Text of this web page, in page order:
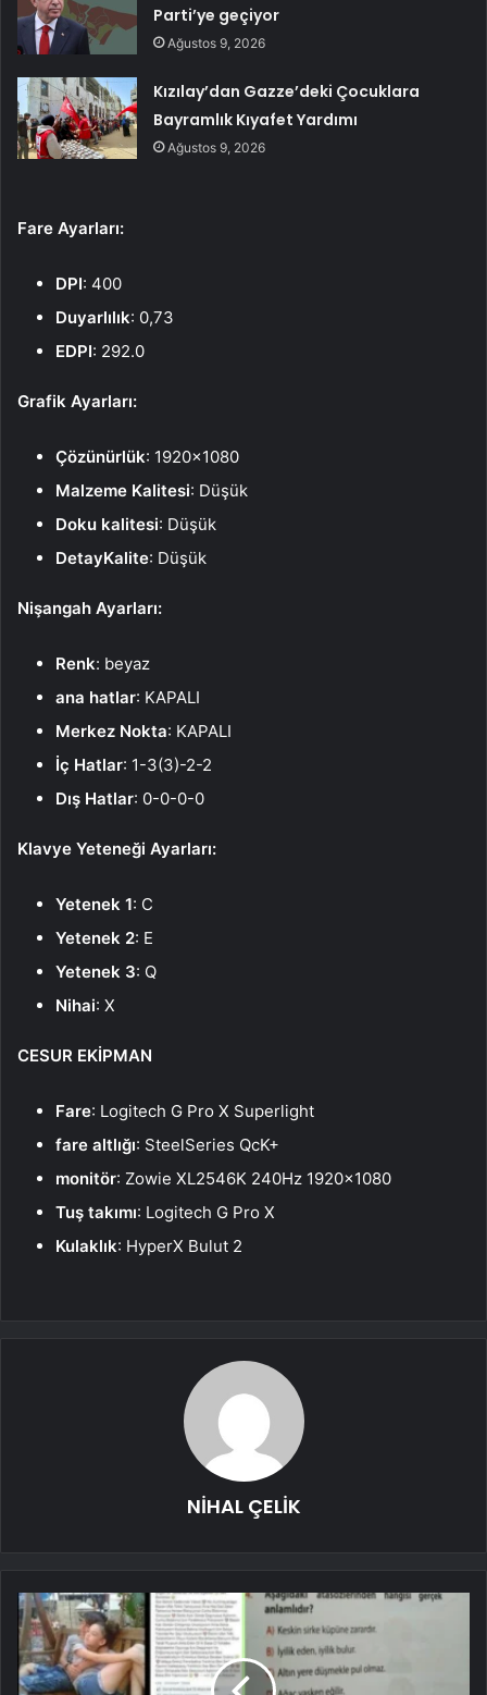
Parti’ye geçiyor
Ağustos 9, 2026
Kızılay’dan Gazze’deki Çocuklara
Bayramlık Kıyafet Yardımı
Ağustos 9, 2026
Fare Ayarları:
DPI: 400
Duyarlılık: 0,73
EDPI: 292.0
Grafik Ayarları:
Çözünürlük: 1920×1080
Malzeme Kalitesi: Düşük
Doku kalitesi: Düşük
DetayKalite: Düşük
Nişangah Ayarları:
Renk: beyaz
ana hatlar: KAPALI
Merkez Nokta: KAPALI
İç Hatlar: 1-3(3)-2-2
Dış Hatlar: 0-0-0-0
Klavye Yeteneği Ayarları:
Yetenek 1: C
Yetenek 2: E
Yetenek 3: Q
Nihai: X
CESUR EKİPMAN
Fare: Logitech G Pro X Superlight
fare altlığı: SteelSeries QcK+
monitör: Zowie XL2546K 240Hz 1920×1080
Tuş takımı: Logitech G Pro X
Kulaklık: HyperX Bulut 2
NİHAL ÇELİK